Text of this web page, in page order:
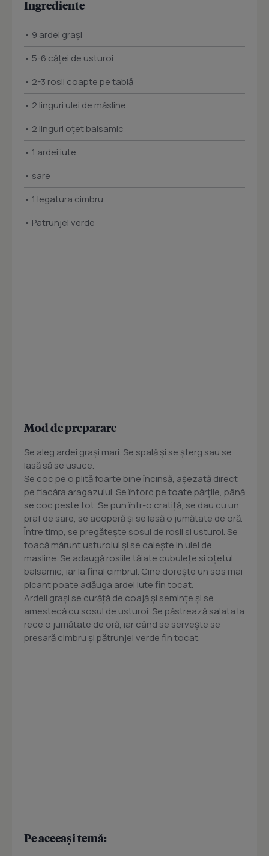
Ingrediente
• 9 ardei graşi
• 5-6 căţei de usturoi
• 2-3 rosii coapte pe tablă
• 2 linguri ulei de măsline
• 2 linguri oţet balsamic
• 1 ardei iute
• sare
• 1 legatura cimbru
• Patrunjel verde
Mod de preparare
Se aleg ardei graşi mari. Se spală şi se şterg sau se
lasă să se usuce.
Se coc pe o plită foarte bine încinsă, aşezată direct
pe flacăra aragazului. Se întorc pe toate părţile, până
se coc peste tot. Se pun într-o cratiţă, se dau cu un
praf de sare, se acoperă şi se lasă o jumătate de oră.
Între timp, se pregăteşte sosul de rosii si usturoi. Se
toacă mărunt usturoiul şi se calește in ulei de
masline. Se adaugă rosiile tăiate cubulețe si oțetul
balsamic, iar la final cimbrul. Cine doreşte un sos mai
picant poate adăuga ardei iute fin tocat.
Ardeii graşi se curăţă de coajă şi seminţe şi se
amestecă cu sosul de usturoi. Se păstrează salata la
rece o jumătate de oră, iar când se serveşte se
presară cimbru şi pătrunjel verde fin tocat.
Pe aceeași temă: